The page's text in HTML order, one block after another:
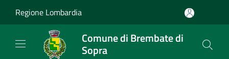
Regione Lombardia
Comune di Brembate di
Sopra